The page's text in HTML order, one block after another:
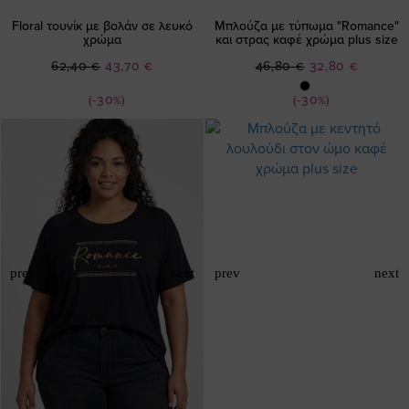
Floral τουνίκ με βολάν σε λευκό
χρώμα
(-30%)
Ειδική
43,70 €
62,40 €
Μπλούζα με τύπωμα "Romance"
και στρας καφέ χρώμα plus size
(-30%)
Ειδική
Τιμή
32,80 €
46,80 €